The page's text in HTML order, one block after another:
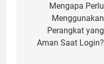
navigation
Mengapa Perlu
Menggunakan
Perangkat yang
Aman Saat Login?